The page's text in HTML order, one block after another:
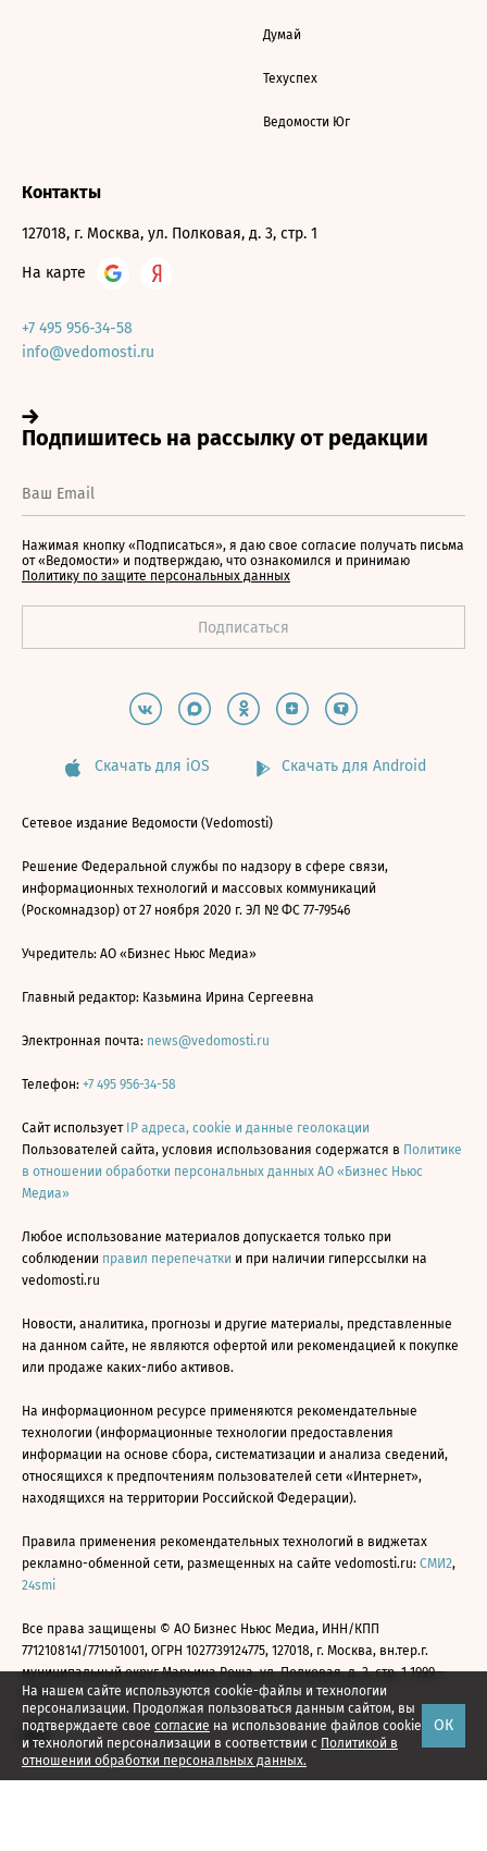
На нашем сайте используются cookie-файлы и технологии
персонализации. Продолжая пользоваться данным сайтом, вы
подтверждаете свое согласие на использование файлов cookie
и технологий персонализации в соответствии с Политикой в
отношении обработки персональных данных.
ОК
Думай
Техуспех
Ведомости Юг
Контакты
127018, г. Москва, ул. Полковая, д. 3, стр. 1
На карте
+7 495 956-34-58
info@vedomosti.ru
Нажимая кнопку «Подписаться», я даю свое согласие получать письма
от «Ведомости» и подтверждаю, что ознакомился и принимаю
Политику по защите персональных данных
Скачать для iOS Скачать для Android
Сетевое издание Ведомости (Vedomosti)
Решение Федеральной службы по надзору в сфере связи,
информационных технологий и массовых коммуникаций
(Роскомнадзор) от 27 ноября 2020 г. ЭЛ № ФС 77-79546
Учредитель: АО «Бизнес Ньюс Медиа»
Главный редактор: Казьмина Ирина Сергеевна
Электронная почта: news@vedomosti.ru
Телефон: +7 495 956-34-58
Сайт использует IP адреса, cookie и данные геолокации
Пользователей сайта, условия использования содержатся в Политике
в отношении обработки персональных данных АО «Бизнес Ньюс
Медиа»
Любое использование материалов допускается только при
соблюдении правил перепечатки и при наличии гиперссылки на
vedomosti.ru
Новости, аналитика, прогнозы и другие материалы, представленные
на данном сайте, не являются офертой или рекомендацией к покупке
или продаже каких-либо активов.
На информационном ресурсе применяются рекомендательные
технологии (информационные технологии предоставления
информации на основе сбора, систематизации и анализа сведений,
относящихся к предпочтениям пользователей сети «Интернет»,
находящихся на территории Российской Федерации).
Правила применения рекомендательных технологий в виджетах
рекламно-обменной сети, размещенных на сайте vedomosti.ru: СМИ2,
24smi
Все права защищены © АО Бизнес Ньюс Медиа, ИНН/КПП
7712108141/771501001, ОГРН 1027739124775, 127018, г. Москва, вн.тер.г.
муниципальный округ Марьина Роща, ул. Полковая, д. 3, стр. 1 1999—
2026